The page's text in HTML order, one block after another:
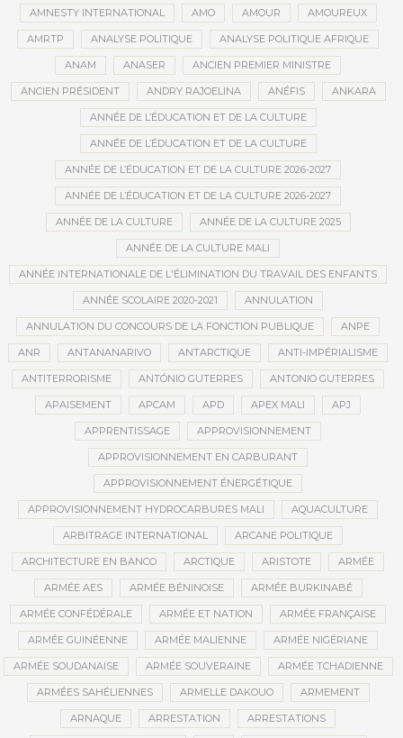
AMNESTY INTERNATIONAL AMO AMOUR AMOUREUX
AMRTP ANALYSE POLITIQUE ANALYSE POLITIQUE AFRIQUE
ANAM ANASER ANCIEN PREMIER MINISTRE
ANCIEN PRÉSIDENT ANDRY RAJOELINA ANÉFIS ANKARA
ANNÉE DE L’ÉDUCATION ET DE LA CULTURE
ANNÉE DE L’ÉDUCATION ET DE LA CULTURE
ANNÉE DE L’ÉDUCATION ET DE LA CULTURE 2026-2027
ANNÉE DE L’ÉDUCATION ET DE LA CULTURE 2026-2027
ANNÉE DE LA CULTURE ANNÉE DE LA CULTURE 2025
ANNÉE DE LA CULTURE MALI
ANNÉE INTERNATIONALE DE L'ÉLIMINATION DU TRAVAIL DES ENFANTS
ANNÉE SCOLAIRE 2020-2021 ANNULATION
ANNULATION DU CONCOURS DE LA FONCTION PUBLIQUE ANPE
ANR ANTANANARIVO ANTARCTIQUE ANTI-IMPÉRIALISME
ANTITERRORISME ANTÓNIO GUTERRES ANTONIO GUTERRES
APAISEMENT APCAM APD APEX MALI APJ
APPRENTISSAGE APPROVISIONNEMENT
APPROVISIONNEMENT EN CARBURANT
APPROVISIONNEMENT ÉNERGÉTIQUE
APPROVISIONNEMENT HYDROCARBURES MALI AQUACULTURE
ARBITRAGE INTERNATIONAL ARCANE POLITIQUE
ARCHITECTURE EN BANCO ARCTIQUE ARISTOTE ARMÉE
ARMÉE AES ARMÉE BÉNINOISE ARMÉE BURKINABÉ
ARMÉE CONFÉDÉRALE ARMÉE ET NATION ARMÉE FRANÇAISE
ARMÉE GUINÉENNE ARMÉE MALIENNE ARMÉE NIGÉRIANE
ARMÉE SOUDANAISE ARMÉE SOUVERAINE ARMÉE TCHADIENNE
ARMÉES SAHÉLIENNES ARMELLE DAKOUO ARMEMENT
ARNAQUE ARRESTATION ARRESTATIONS